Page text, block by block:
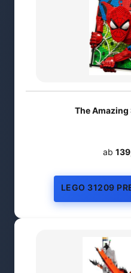
The
ab
LEGO 31209